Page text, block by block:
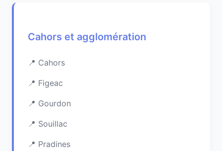
Cahors et agglomération
Cahors
Figeac
Gourdon
Souillac
Pradines